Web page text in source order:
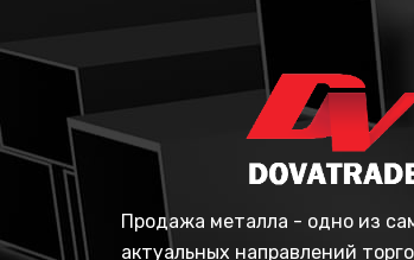
Продажа металла - одно из
актуальных направлений